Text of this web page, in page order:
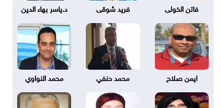
فاتن الخولى فريد شوقى د.ياسر بهاء الدين
ايمن صلاح محمد حنفي محمد النواوي